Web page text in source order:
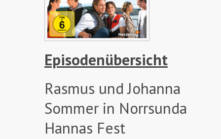
Episodenübersicht
Rasmus und Johanna
Sommer in Norrsunda
Hannas Fest